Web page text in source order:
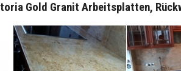
Gold Granit Arbeitsplatten,